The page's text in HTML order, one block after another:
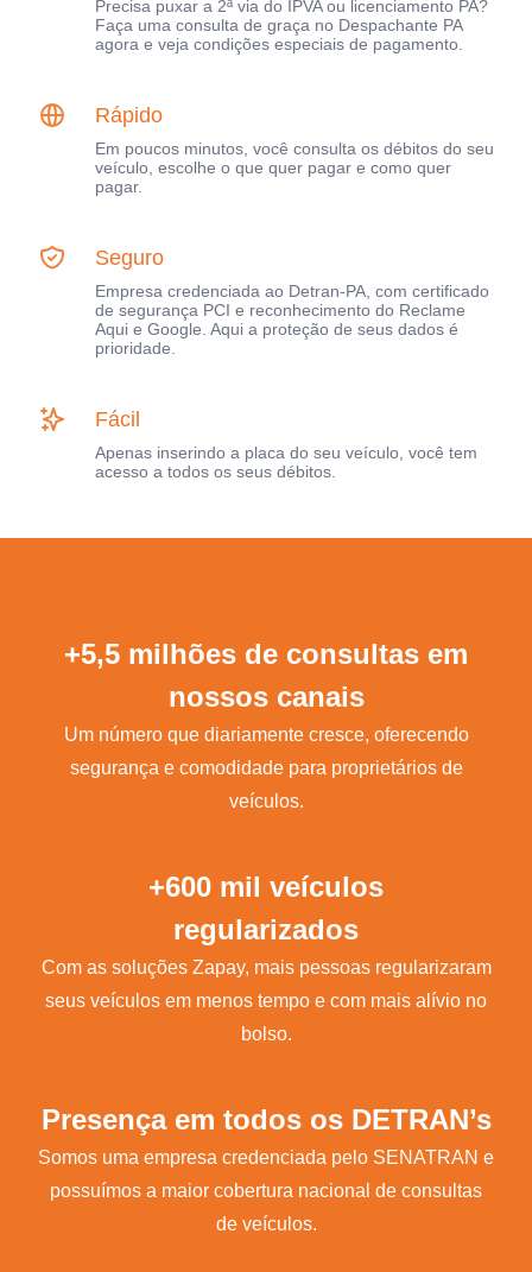
Precisa puxar a 2ª via do IPVA ou licenciamento PA?
Faça uma consulta de graça no Despachante PA
agora e veja condições especiais de pagamento.
Rápido
Em poucos minutos, você consulta os débitos do seu
veículo, escolhe o que quer pagar e como quer
pagar.
Seguro
Empresa credenciada ao Detran-PA, com certificado
de segurança PCI e reconhecimento do Reclame
Aqui e Google. Aqui a proteção de seus dados é
prioridade.
Fácil
Apenas inserindo a placa do seu veículo, você tem
acesso a todos os seus débitos.
+5,5 milhões de consultas em
nossos canais
Um número que diariamente cresce, oferecendo
segurança e comodidade para proprietários de
veículos.
+600 mil veículos
regularizados
Com as soluções Zapay, mais pessoas regularizaram
seus veículos em menos tempo e com mais alívio no
bolso.
Presença em todos os DETRAN’s
Somos uma empresa credenciada pelo SENATRAN e
possuímos a maior cobertura nacional de consultas
de veículos.